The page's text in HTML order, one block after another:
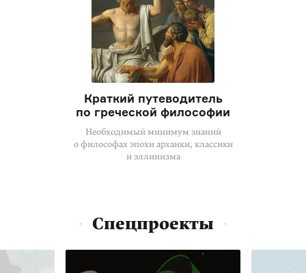
Краткий путеводитель
по греческой философии
Необходимый минимум знаний
о философах эпохи архаики, классики
и эллинизма
Спецпроекты